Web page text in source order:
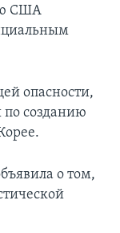
США
опасности,
созданию
о том,